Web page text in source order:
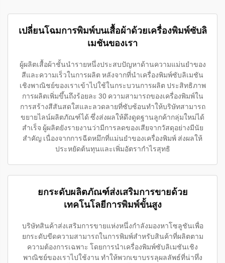
เปลี่ยนโฉมการพิมพ์บนเสื้อผ้าด้วยเครื่องพิมพ์ซับลิ
เมชันของเรา
ผู้ผลิตเสื้อผ้าชั้นนำรายหนึ่งประสบปัญหาด้านความแม่นยำของ
สีและความเร็วในการผลิต หลังจากที่นำเครื่องพิมพ์ซับลิเมชัน
เชิงพาณิชย์ของเราเข้าไปใช้ในกระบวนการผลิต ประสิทธิภาพ
การผลิตเพิ่มขึ้นถึงร้อยละ 30 ความสามารถของเครื่องพิมพ์ใน
การสร้างสีสันสดใสและลวดลายที่ซับซ้อนทำให้บริษัทสามารถ
ขยายไลน์ผลิตภัณฑ์ได้ ซึ่งส่งผลให้ดึงดูดฐานลูกค้ากลุ่มใหม่ได้
สำเร็จ ผู้ผลิตยังรายงานว่ามีการลดของเสียจากวัสดุอย่างมีนัย
สำคัญ เนื่องจากการฉีดหมึกที่แม่นยำของเครื่องพิมพ์ ส่งผลให้
ประหยัดต้นทุนและเพิ่มอัตรากำไรสุทธิ
ยกระดับผลิตภัณฑ์ส่งเสริมการขายด้วย
เทคโนโลยีการพิมพ์ขั้นสูง
บริษัทสินค้าส่งเสริมการขายแห่งหนึ่งกำลังมองหาโซลูชันเพื่อ
ยกระดับขีดความสามารถในการพิมพ์สำหรับสินค้าที่ผลิตตาม
ความต้องการเฉพาะ โดยการนำเครื่องพิมพ์ซับลิเมชันเชิง
พาณิชย์ของเราไปใช้งาน ทำให้พวกเขาบรรลุผลลัพธ์ที่น่าทึ่ง